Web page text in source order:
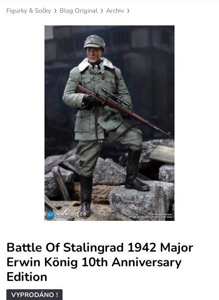
Figurky & Sošky Blog Original Archiv
Battle Of Stalingrad 1942 Major
Erwin König 10th Anniversary
Edition
VYPRODÁNO !